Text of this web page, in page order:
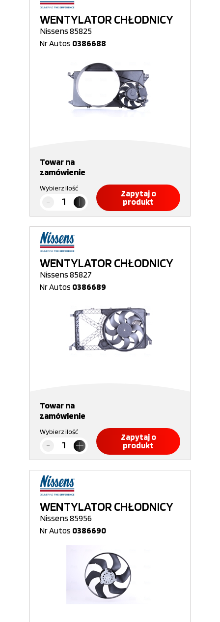
WENTYLATOR CHŁODNICY
Nissens 85825
Nr Autos 0386688
Towar na
zamówienie
Wybierz ilość
Zapytaj o
produkt
WENTYLATOR CHŁODNICY
Nissens 85827
Nr Autos 0386689
Towar na
zamówienie
Wybierz ilość
Zapytaj o
produkt
WENTYLATOR CHŁODNICY
Nissens 85956
Nr Autos 0386690